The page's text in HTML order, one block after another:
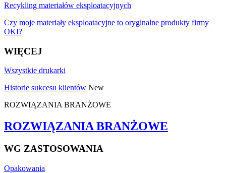
Recykling materiałów eksploatacyjnych
Czy moje materiały eksploatacyjne to oryginalne produkty firmy
OKI?
WIĘCEJ
Wszystkie drukarki
Historie sukcesu klientów New
ROZWIĄZANIA BRANŻOWE
ROZWIĄZANIA BRANŻOWE
WG ZASTOSOWANIA
Opakowania